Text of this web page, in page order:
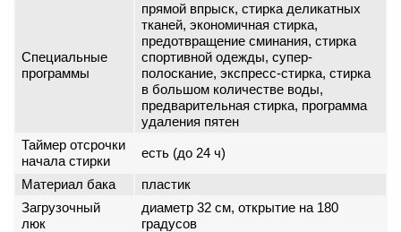
Специальные
программы
прямой впрыск, стирка деликатных
тканей, экономичная стирка,
предотвращение сминания, стирка
спортивной одежды, супер-
полоскание, экспресс-стирка, стирка
в большом количестве воды,
предварительная стирка, программа
удаления пятен
Таймер отсрочки
начала стирки
есть (до 24 ч)
Материал бака
пластик
Загрузочный
люк
диаметр 32 см, открытие на 180
градусов